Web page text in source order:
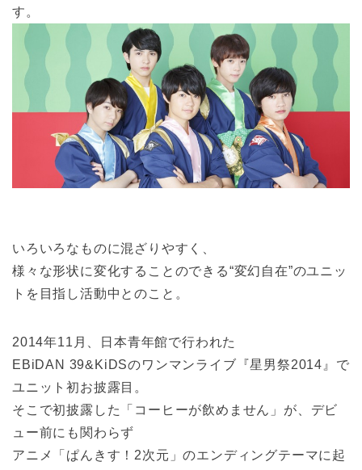
す。
いろいろなものに混ざりやすく、
様々な形状に変化することのできる“変幻自在”のユニッ
トを目指し活動中とのこと。
2014年11月、日本青年館で行われた
EBiDAN 39&KiDSのワンマンライブ『星男祭2014』で
ユニット初お披露目。
そこで初披露した「コーヒーが飲めません」が、デビ
ュー前にも関わらず
アニメ「ぱんきす！2次元」のエンディングテーマに起